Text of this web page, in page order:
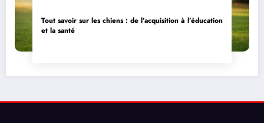
Tout savoir sur les chiens : de l’acquisition à l’éducation
et la santé